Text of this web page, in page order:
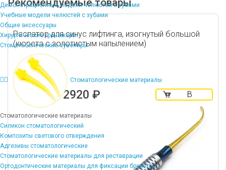
Демонстрационные модели челюстей с зубами
Учебные модели челюстей с зубами
Общие аксессуары
Хирургические тренажеры
Стоматологические сувениры
Стоматологические материалы
Стоматологические материалы
Силикон стоматологический
Композиты светового отверждения
Адгезивы стоматологические
Стоматологические материалы для реставрации
Ортодонтические материалы для фиксации брекетов
Рекомендуемые товары
Распатор для синус лифтинга, изогнутый большой
(кюрета с золотистым напылением)
2920 ₽
В
корзину